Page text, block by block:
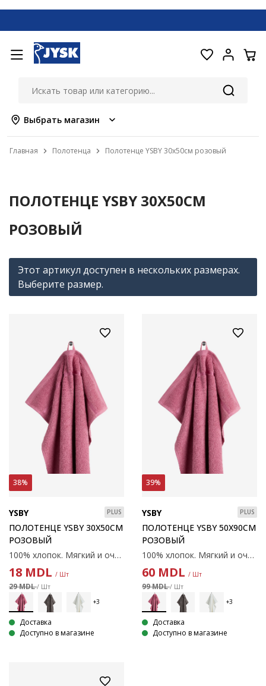
Выбрать магазин
Главная Полотенца Полотенце YSBY 30x50см розовый
ПОЛОТЕНЦЕ YSBY 30X50СМ
РОЗОВЫЙ
Этот артикул доступен в нескольких размерах.
Выберите размер.
38%
YSBY PLUS
ПОЛОТЕНЦЕ YSBY 30X50СМ
РОЗОВЫЙ
100% хлопок. Мягкий и очень впитывающий. 450 г/м². 30х50 см
18 MDL / Шт
29 MDL/ Шт
Доставка
Доступно в магазине
39%
YSBY PLUS
ПОЛОТЕНЦЕ YSBY 50X90СМ
РОЗОВЫЙ
100% хлопок. Мягкий и очень впитывающий. 450 г/м². 50x90 см
60 MDL / Шт
99 MDL/ Шт
Доставка
Доступно в магазине